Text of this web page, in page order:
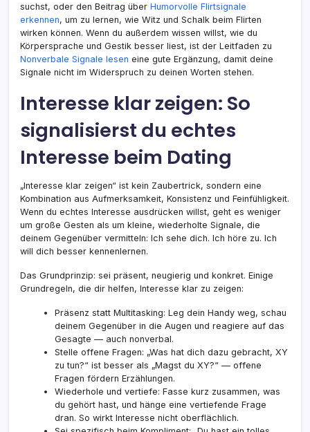
suchst, oder den Beitrag über Humorvolle Flirtsignale
erkennen, um zu lernen, wie Witz und Schalk beim Flirten
wirken können. Wenn du außerdem wissen willst, wie du
Körpersprache und Gestik besser liest, ist der Leitfaden zu
Nonverbale Signale lesen eine gute Ergänzung, damit deine
Signale nicht im Widerspruch zu deinen Worten stehen.
Interesse klar zeigen: So
signalisierst du echtes
Interesse beim Dating
„Interesse klar zeigen“ ist kein Zaubertrick, sondern eine
Kombination aus Aufmerksamkeit, Konsistenz und Feinfühligkeit.
Wenn du echtes Interesse ausdrücken willst, geht es weniger
um große Gesten als um kleine, wiederholte Signale, die
deinem Gegenüber vermitteln: Ich sehe dich. Ich höre zu. Ich
will dich besser kennenlernen.
Das Grundprinzip: sei präsent, neugierig und konkret. Einige
Grundregeln, die dir helfen, Interesse klar zu zeigen:
Präsenz statt Multitasking: Leg dein Handy weg, schau
deinem Gegenüber in die Augen und reagiere auf das
Gesagte — auch nonverbal.
Stelle offene Fragen: „Was hat dich dazu gebracht, XY
zu tun?“ ist besser als „Magst du XY?“ — offene
Fragen fördern Erzählungen.
Wiederhole und vertiefe: Fasse kurz zusammen, was
du gehört hast, und hänge eine vertiefende Frage
dran. So wirkt Interesse nicht oberflächlich.